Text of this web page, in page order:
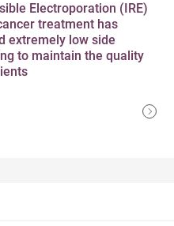
Electroporation (IRE)
treatment has
extremely low side
to maintain the quality